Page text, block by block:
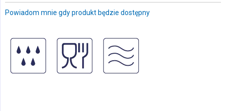
Powiadom mnie gdy produkt będzie dostępny